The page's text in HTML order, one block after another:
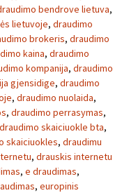
bendrove lietuva,
lietuvoje, draudimo
brokeris, draudimo
kaina, draudimo
kompanija, draudimo
gjensidige, draudimo
, draudimo nuolaida,
, draudimo perrasymas,
draudimo skaiciuokle bta,
skaiciuokles, draudimu
, drauskis internetu
, e draudimas,
, europinis